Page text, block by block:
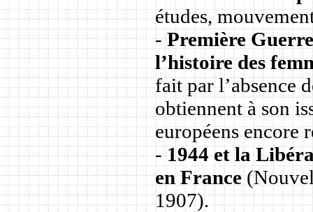
études,
-Première
l’histoire des
fait par l’absence
obtiennent à son
européens encore
-1944 et la
en France
1907).